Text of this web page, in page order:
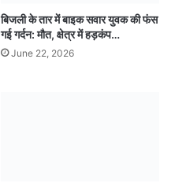
बिजली के तार में बाइक सवार युवक की फंस
गई गर्दन: मौत, क्षेत्र में हड़कंप…
June 22, 2026